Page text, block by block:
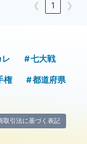
❮ 1 ❯
レ 七大戦
権 都道府県
取引法に基づく表記